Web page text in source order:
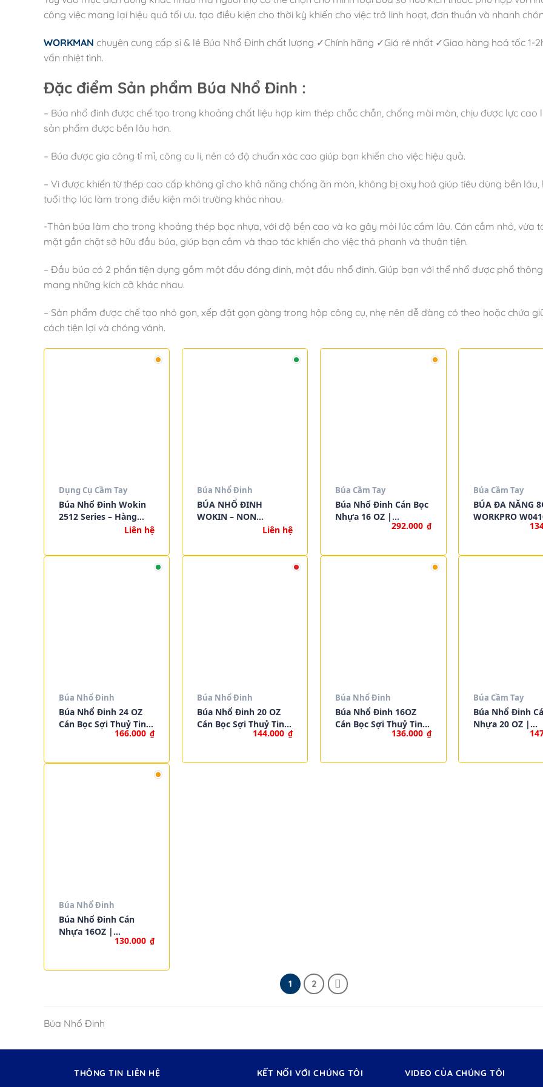
công việc mang lại hiệu quả tối ưu. tạo điều kiện cho thời kỳ khiến cho việc trở linh hoạt, đơn thuần và nhanh
WORKMAN chuyên cung cấp sỉ & lẻ Búa Nhổ Đinh chất lượng ✓Chính hãng ✓Giá rẻ nhất ✓Giao hàng hoả tốc 1-
vấn nhiệt tình.
Đặc điểm Sản phẩm Búa Nhổ Đinh :
– Búa nhổ đinh được chế tạo trong khoảng chất liệu hợp kim thép chắc chắn, chống mài mòn, chịu được lực cao
sản phẩm được bền lâu hơn.
– Búa được gia công tỉ mỉ, công cu li, nên có độ chuẩn xác cao giúp bạn khiến cho việc hiệu quả.
– Vì được khiến từ thép cao cấp không gỉ cho khả năng chống ăn mòn, không bị oxy hoá giúp tiêu dùng bền lâu,
tuổi thọ lúc làm trong điều kiện môi trường khác nhau.
-Thân búa làm cho trong khoảng thép bọc nhựa, với độ bền cao và ko gây mỏi lúc cầm lâu. Cán cầm nhỏ, vừa
mặt gắn chặt sở hữu đầu búa, giúp bạn cầm và thao tác khiến cho việc thả phanh và thuận tiện.
– Đầu búa có 2 phần tiện dụng gồm một đầu đóng đinh, một đầu nhổ đinh. Giúp bạn với thể nhổ được phổ
mang những kích cỡ khác nhau.
– Sản phẩm được chế tạo nhỏ gọn, xếp đặt gọn gàng trong hộp công cụ, nhẹ nên dễ dàng có theo hoặc chứa
cách tiện lợi và chóng vánh.
Dụng Cụ Cầm Tay
Búa Nhổ Đinh Wokin
2512 Series – Hàng
Nhập Khẩu Chính
Tốt
Liên hệ
Búa Nhổ Đinh
BÚA NHỔ ĐINH
WOKIN – NON
SPARKING CLAWLiên hệ
Búa Cầm Tay
Búa Nhổ Đinh Cán Bọc
Nhựa 16 OZ |
WORKPRO W041032
292.000 ₫
Búa Cầm Tay
BÚA ĐA NĂNG
WORKPRO
Búa Nhổ Đinh
Búa Nhổ Đinh 24 OZ
Cán Bọc Sợi Thuỷ Tinh
| WORKPRO W041062
166.000 ₫
Búa Nhổ Đinh
Búa Nhổ Đinh 20 OZ
Cán Bọc Sợi Thuỷ Tinh
| WORKPRO W041061
144.000 ₫
Búa Nhổ Đinh
Búa Nhổ Đinh 16OZ
Cán Bọc Sợi Thuỷ Tinh
| WORKPRO W041060
136.000 ₫
Búa Cầm Tay
Búa Nhổ Đinh
Nhựa 20 OZ |
WORKPRO
Búa Nhổ Đinh
Búa Nhổ Đinh Cán
Nhựa 16OZ |
WORKPRO W041038
130.000 ₫
1 2
Búa Nhổ Đinh
THÔNG TIN LIÊN HỆ KẾT NỐI VỚI CHÚNG TÔI VIDEO CỦA CHÚNG TÔI